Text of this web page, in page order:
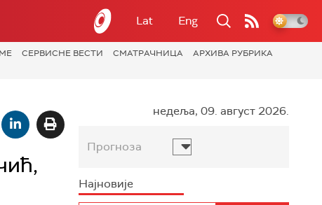
Lat Eng
СЕРВИСНЕ ВЕСТИ СМАТРАЧНИЦА
АРХИВА РУБРИКА
недеља, 09. август 2026.
Прогноза
Најновије